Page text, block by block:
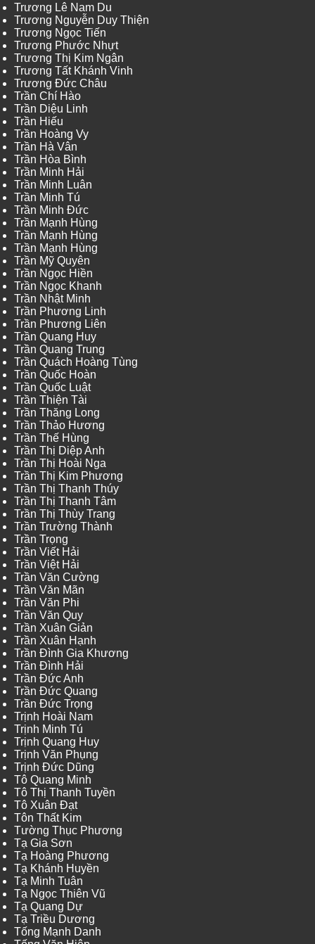
Trương Lê Nam Du
Trương Nguyễn Duy Thiện
Trương Ngọc Tiến
Trương Phước Nhựt
Trương Thị Kim Ngân
Trương Tất Khánh Vinh
Trương Đức Châu
Trần Chí Hào
Trần Diệu Linh
Trần Hiếu
Trần Hoàng Vy
Trần Hà Vân
Trần Hòa Bình
Trần Minh Hải
Trần Minh Luân
Trần Minh Tú
Trần Minh Đức
Trần Mạnh Hùng
Trần Mạnh Hùng
Trần Mạnh Hùng
Trần Mỹ Quyên
Trần Ngọc Hiền
Trần Ngọc Khanh
Trần Nhật Minh
Trần Phương Linh
Trần Phương Liên
Trần Quang Huy
Trần Quang Trung
Trần Quách Hoàng Tùng
Trần Quốc Hoàn
Trần Quốc Luật
Trần Thiện Tài
Trần Thăng Long
Trần Thảo Hương
Trần Thế Hùng
Trần Thị Diệp Anh
Trần Thị Hoài Nga
Trần Thị Kim Phương
Trần Thị Thanh Thúy
Trần Thị Thanh Tâm
Trần Thị Thùy Trang
Trần Trường Thành
Trần Trọng
Trần Viết Hải
Trần Việt Hải
Trần Văn Cường
Trần Văn Mãn
Trần Văn Phi
Trần Văn Quy
Trần Xuân Giản
Trần Xuân Hạnh
Trần Đình Gia Khương
Trần Đình Hải
Trần Đức Anh
Trần Đức Quang
Trần Đức Trọng
Trịnh Hoài Nam
Trịnh Minh Tú
Trịnh Quang Huy
Trịnh Văn Phụng
Trịnh Đức Dũng
Tô Quang Minh
Tô Thị Thanh Tuyền
Tô Xuân Đạt
Tôn Thất Kim
Tường Thục Phương
Tạ Gia Sơn
Tạ Hoàng Phương
Tạ Khánh Huyền
Tạ Minh Tuân
Tạ Ngọc Thiên Vũ
Tạ Quang Dự
Tạ Triều Dương
Tống Mạnh Danh